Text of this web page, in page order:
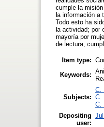
cumple la
la información a
Todo esto ha
la actividad; por
mayoría por
de lectura,
Item type:
Keywords:
Subjects:
C.
C.
C.
Depositing
user: